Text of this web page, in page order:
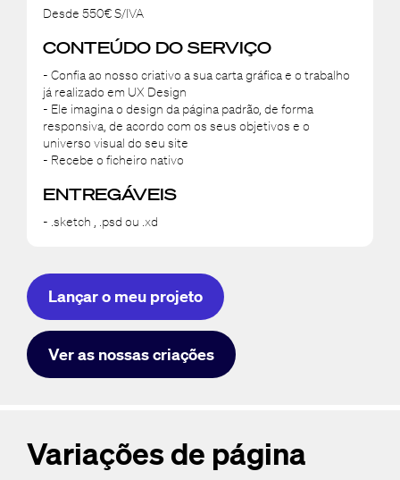
Desde 550€ S/IVA
CONTEÚDO DO SERVIÇO
- Confia ao nosso criativo a sua carta gráfica e o trabalho
já realizado em UX Design
- Ele imagina o design da página padrão, de forma
responsiva, de acordo com os seus objetivos e o
universo visual do seu site
- Recebe o ficheiro nativo
ENTREGÁVEIS
- .sketch , .psd ou .xd
Lançar o meu projeto
Ver as nossas criações
Variações de página